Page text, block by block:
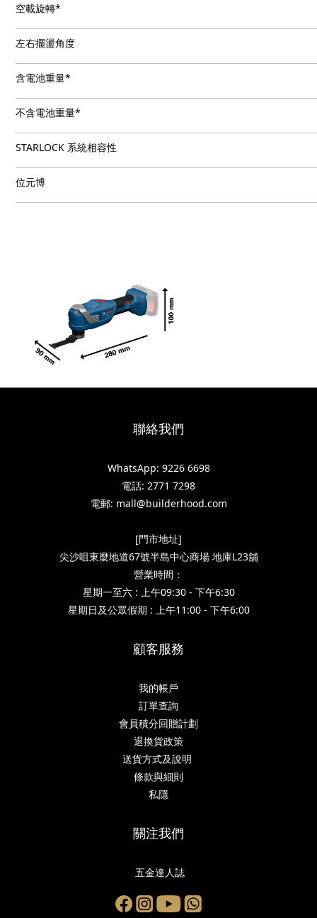
空載旋轉*
左右擺盪角度
含電池重量*
不含電池重量*
STARLOCK 系統相容性
位元博
聯絡我們
WhatsApp: 9226 6698
電話: 2771 7298
電郵: mall@builderhood.com
[門市地址]
尖沙咀東麼地道67號半島中心商場 地庫L23舖
營業時間：
星期一至六 : 上午09:30 - 下午6:30
星期日及公眾假期 : 上午11:00 - 下午6:00
顧客服務
我的帳戶
訂單查詢
會員積分回贈計劃
退換貨政策
送貨方式及說明
條款與細則
私隱
關注我們
五金達人誌